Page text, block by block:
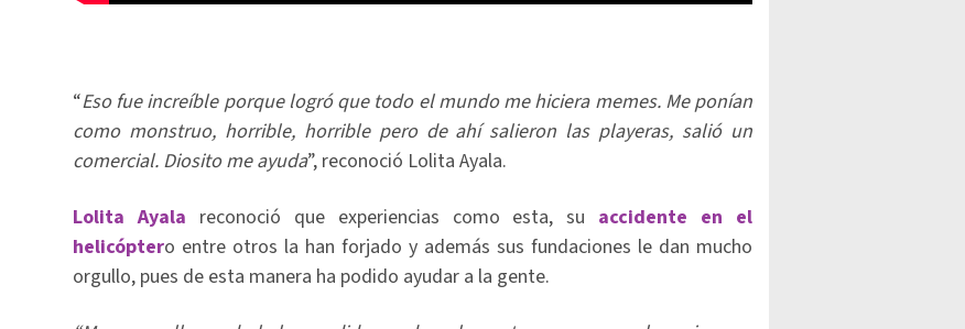
“Eso fue increíble porque logró que todo el mundo me hiciera memes. Me ponían
como monstruo, horrible, horrible pero de ahí salieron las playeras, salió un
comercial. Diosito me ayuda”, reconoció Lolita Ayala.
Lolita Ayala reconoció que experiencias como esta, su accidente en el
helicóptero entre otros la han forjado y además sus fundaciones le dan mucho
orgullo, pues de esta manera ha podido ayudar a la gente.